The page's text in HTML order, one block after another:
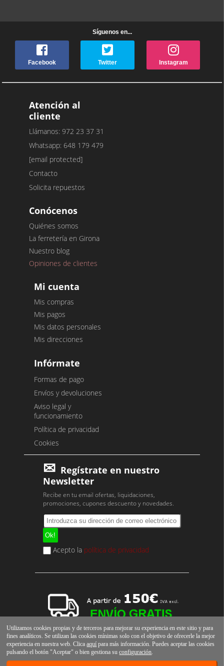
Síguenos en...
Facebook Twitter Instagram
Atención al
cliente
Llámanos: 972 23 37 31
Whatsapp: 648 179 479
[email protected]
Contacto
Solicita repuestos
Conócenos
Quiénes somos
La ferretería en Girona
Nuestro blog
Opiniones de clientes
Mi cuenta
Mis compras
Mis pagos
Mis datos personales
Mis direcciones
Infórmate
Formas de pago
Envíos y devoluciones
Aviso legal y
funcionamiento
Política de privacidad
Cookies
Regístrate en nuestro
Newsletter
Recibe en tu email ofertas, liquidaciones,
promociones, cupones descuento y novedades.
Acepto la política de privacidad
Utilizamos cookies propias y de terceros para mejorar su experiencia en este sitio y para
fines analíticos. Se utilizan las cookies mínimas solo con el objetivo de ofrecerle la mejor
experiencia en nuestra web. Clicaaquí para más información. Puedes aceptar las cookies
pulsando el botón "Aceptar" o bien gestiona suconfiguración.